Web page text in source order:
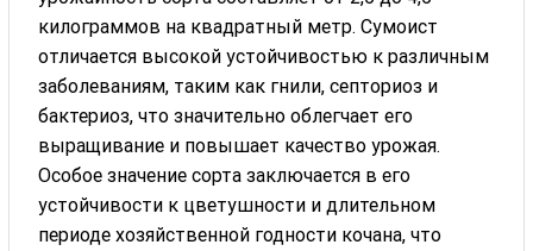
килограммов на квадратный метр. Сумоист
отличается высокой устойчивостью к различным
заболеваниям, таким как гнили, септориоз и
бактериоз, что значительно облегчает его
выращивание и повышает качество урожая.
Особое значение сорта заключается в его
устойчивости к цветушности и длительном
периоде хозяйственной годности кочана, что